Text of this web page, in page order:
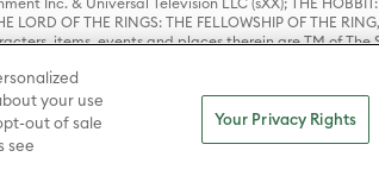
OF THE RINGS: THE FELLOWSHIP OF THE
items, events and places therein are TM of
names, and indicia are © & ™ Warner Bros.
your use
out of sale
see
Your Privacy Rights